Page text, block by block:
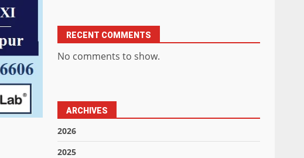
RECENT COMMENTS
No comments to show.
ARCHIVES
2026
2025